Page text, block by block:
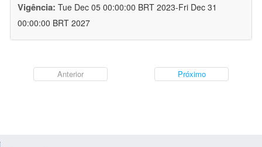
Vigência: Tue Dec 05 00:00:00 BRT 2023-Fri Dec 31
00:00:00 BRT 2027
Anterior Próximo